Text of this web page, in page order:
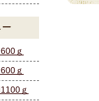
ｇ
ｇ
ｇ